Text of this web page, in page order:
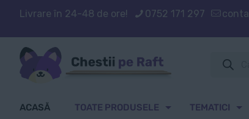
Livrare în 24-48 de ore! 0752 171 297
search
ACASĂ TOATE PRODUSELE TEMATICI